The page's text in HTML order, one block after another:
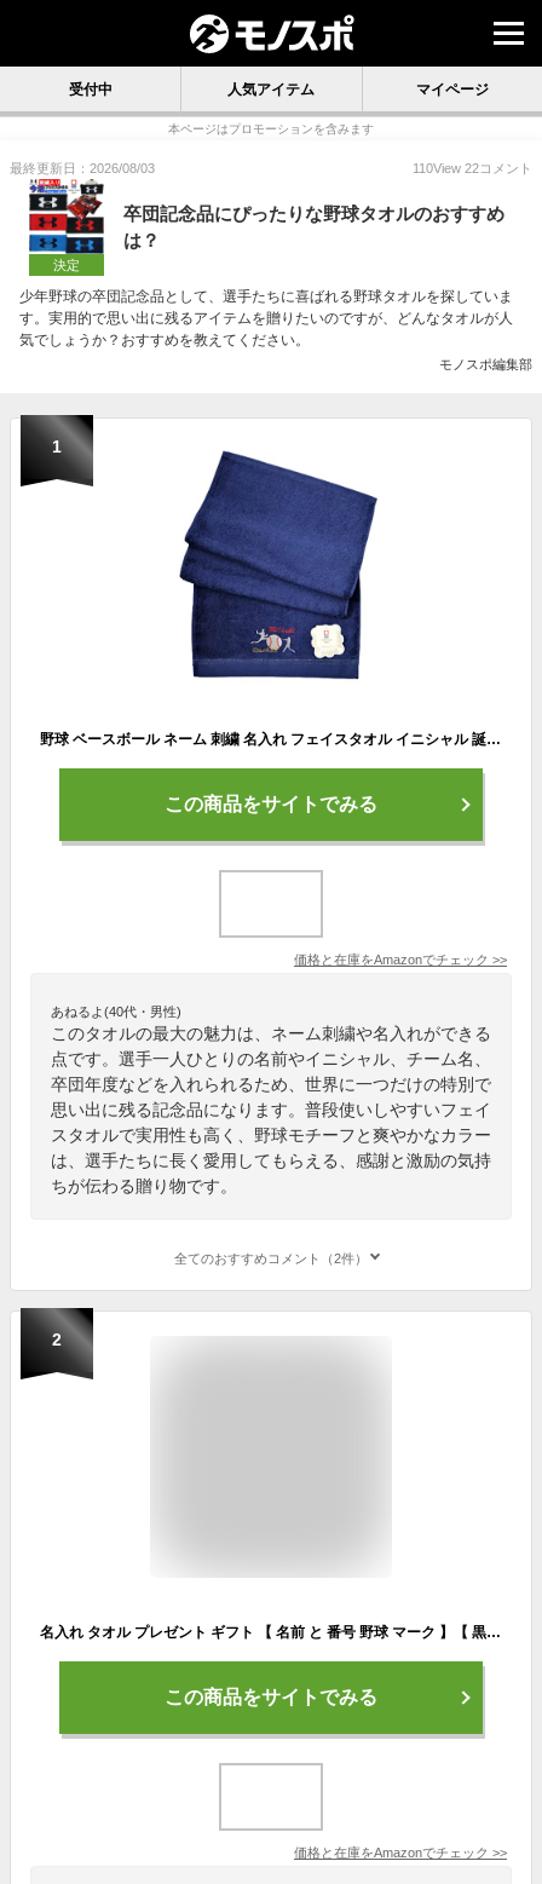
受付中 人気アイテム マイページ
本ページはプロモーションを含みます
最終更新日：2026/08/03 110View 22コメント
決定
卒団記念品にぴったりな野球タオルのおすすめ
は？
少年野球の卒団記念品として、選手たちに喜ばれる野球タオルを探していま
す。実用的で思い出に残るアイテムを贈りたいのですが、どんなタオルが人
気でしょうか？おすすめを教えてください。
モノスポ編集部
1
野球 ベースボール ネーム 刺繍 名入れ フェイスタオル イニシャル 誕生日 卒部 贈り物 プレゼント ギフト 参加 記念 景品 名前 卒業 チーム グループ (ホワイト)
この商品をサイトでみる
価格と在庫をAmazonでチェック >>
あねるよ(40代・男性)
このタオルの最大の魅力は、ネーム刺繍や名入れができる
点です。選手一人ひとりの名前やイニシャル、チーム名、
卒団年度などを入れられるため、世界に一つだけの特別で
思い出に残る記念品になります。普段使いしやすいフェイ
スタオルで実用性も高く、野球モチーフと爽やかなカラー
は、選手たちに長く愛用してもらえる、感謝と激励の気持
ちが伝わる贈り物です。
全てのおすすめコメント（2件）
2
名入れ タオル プレゼント ギフト 【 名前 と 番号 野球 マーク 】【 黒ライトコットンタオル 】 フェイスタオル 部活 卒業 学祭 体育祭 文化祭 イベント 記念 誕生日 男性 女性 スポーツ/ZZZ/
この商品をサイトでみる
価格と在庫をAmazonでチェック >>